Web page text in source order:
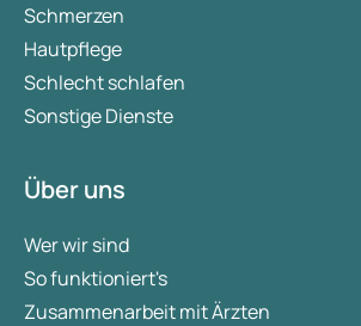
Schmerzen
Hautpflege
Schlecht schlafen
Sonstige Dienste
Über uns
Wer wir sind
So funktioniert's
Zusammenarbeit mit Ärzten